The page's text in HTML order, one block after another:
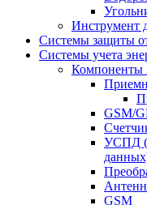
Инструмент
Системы защиты
Системы учета
GSM/
УСПД
GSM